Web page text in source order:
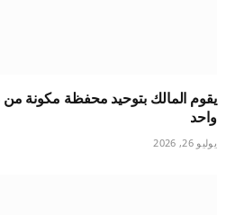
واحد
يوليو 26, 2026